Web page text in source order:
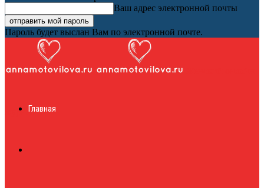
Ваш адрес электронной почты
Пароль будет выслан Вам по электронной почте.
журналГлавная